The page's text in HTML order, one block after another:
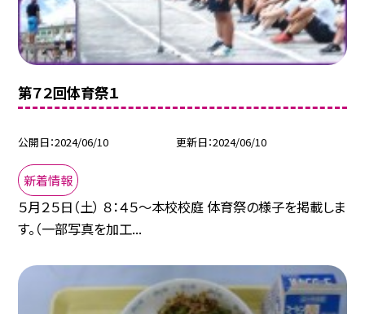
第７２回体育祭１
公開日 2024/06/10 更新日 2024/06/10
新着情報
５月２５日（土） ８：４５～本校校庭 体育祭の様子を掲載しま
す。（一部写真を加工...